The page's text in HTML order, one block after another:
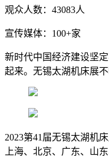
观众人数：43083人
宣传媒体：100+家
新时代中国经济建设坚
起来。无锡太湖机床展
2023第41届无锡太湖机
上海、北京、广东、山